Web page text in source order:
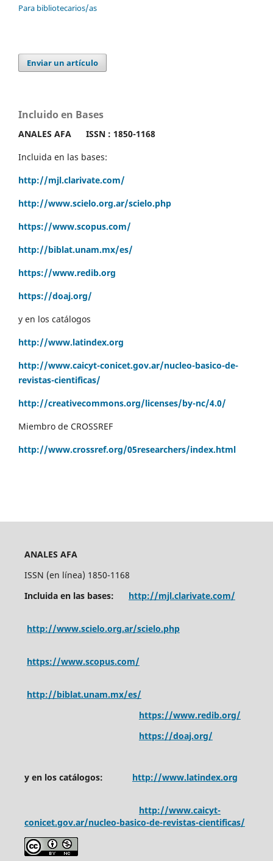
Para bibliotecarios/as
Enviar un artículo
Incluido en Bases
ANALES AFA ISSN : 1850-1168
Incluida en las bases:
http://mjl.clarivate.com/
http://www.scielo.org.ar/scielo.php
https://www.scopus.com/
http://biblat.unam.mx/es/
https://www.redib.org
https://doaj.org/
y en los catálogos
http://www.latindex.org
http://www.caicyt-conicet.gov.ar/nucleo-basico-de-
revistas-cientificas/
http://creativecommons.org/licenses/by-nc/4.0/
Miembro de CROSSREF
http://www.crossref.org/05researchers/index.html
ANALES AFA
ISSN (en línea) 1850-1168
Incluida en las bases: http://mjl.clarivate.com/
http://www.scielo.org.ar/scielo.php
https://www.scopus.com/
http://biblat.unam.mx/es/
https://www.redib.org/
https://doaj.org/
y en los catálogos: http://www.latindex.org
http://www.caicyt-
conicet.gov.ar/nucleo-basico-de-revistas-cientificas/